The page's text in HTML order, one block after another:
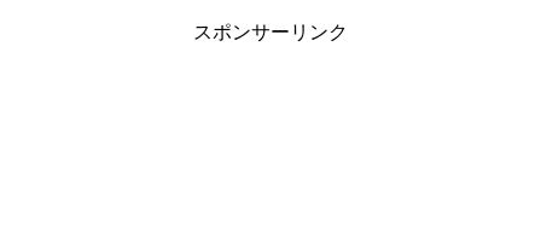
スポンサーリンク